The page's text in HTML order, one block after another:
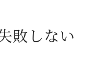
コツ
敗しない